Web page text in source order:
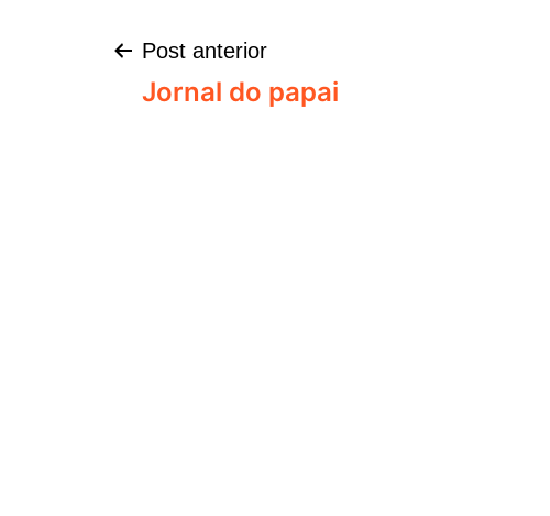
Post anterior
Jornal do papai